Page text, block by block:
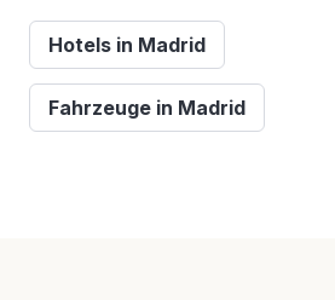
Hotels in Madrid
Fahrzeuge in Madrid